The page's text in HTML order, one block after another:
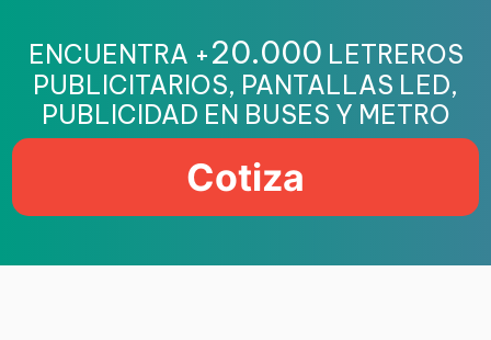
ENCUENTRA +20.000 LETREROS
PUBLICITARIOS, PANTALLAS LED,
PUBLICIDAD EN BUSES Y METRO
Cotiza